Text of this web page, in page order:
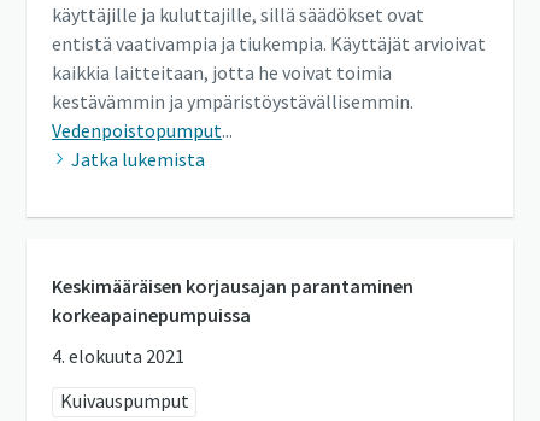
käyttäjille ja kuluttajille, sillä säädökset ovat
entistä vaativampia ja tiukempia. Käyttäjät arvioivat
kaikkia laitteitaan, jotta he voivat toimia
kestävämmin ja ympäristöystävällisemmin.
Vedenpoistopumput...
Jatka lukemista
Keskimääräisen korjausajan parantaminen
korkeapainepumpuissa
4. elokuuta 2021
Kuivauspumput